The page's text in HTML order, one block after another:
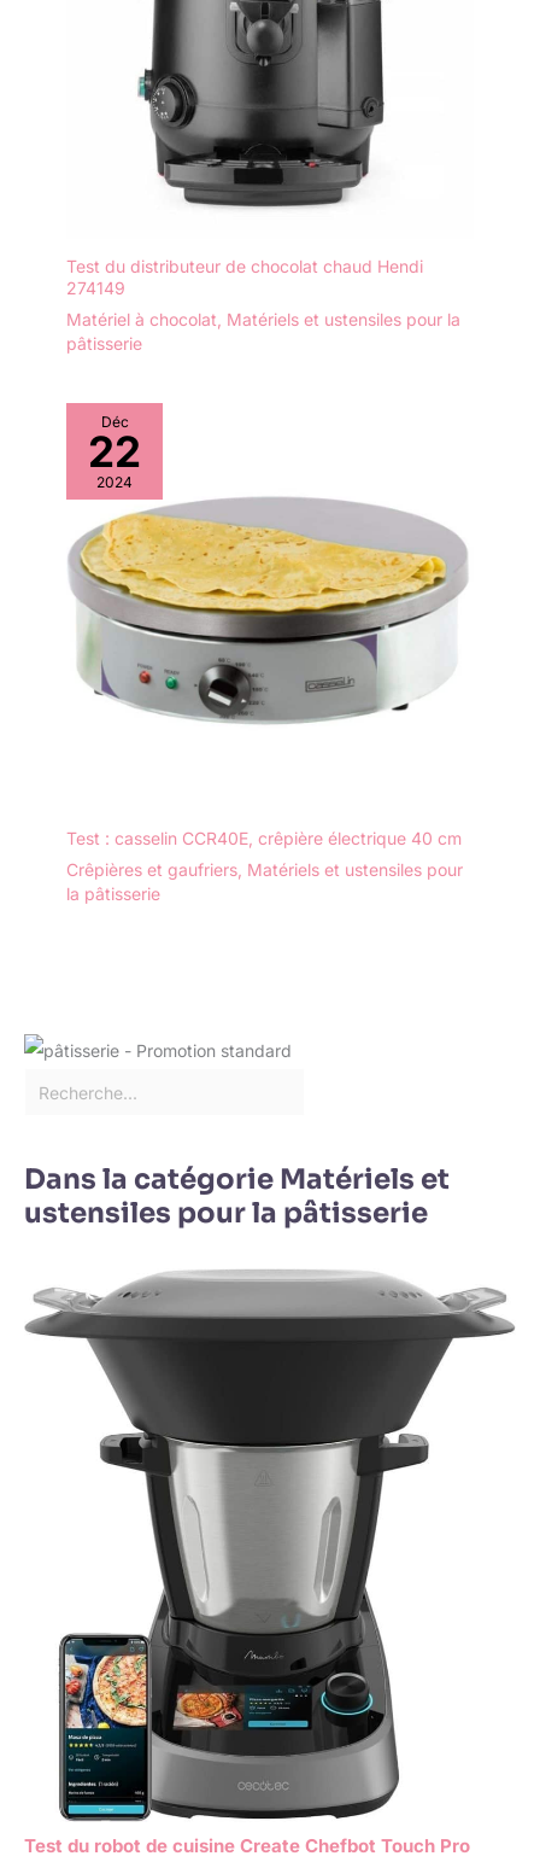
Test du distributeur de chocolat chaud Hendi
274149
Matériel à chocolat Matériels et ustensiles pour la
pâtisserie
Déc
22
2024
Test : casselin CCR40E, crêpière électrique 40 cm
Crêpières et gaufriers Matériels et ustensiles pour
la pâtisserie
Dans la catégorie Matériels et
ustensiles pour la pâtisserie
Test du robot de cuisine Create Chefbot Touch Pro